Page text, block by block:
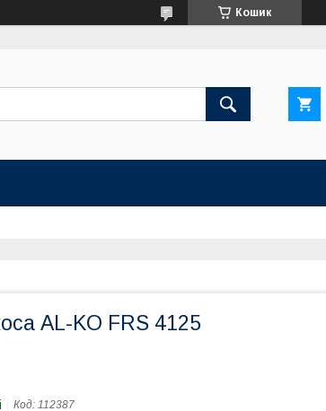
Кошик
AL-KO FRS 4125
Код: 112387